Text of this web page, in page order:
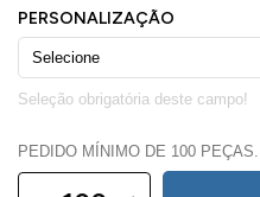
PEDIDO MÍNIMO DE 100 PEÇAS.